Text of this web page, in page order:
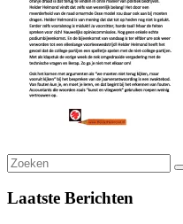
Laatste Berichten